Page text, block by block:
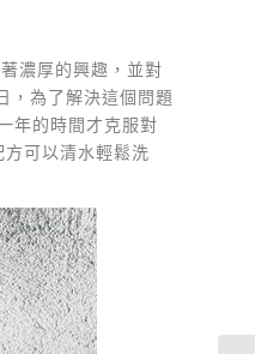
濃厚的興趣，並對
，為了解決這個問題
年的時間才克服對
可以清水輕鬆洗